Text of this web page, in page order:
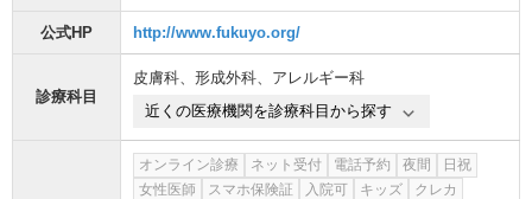
公式HP http://www.fukuyo.org/
診療科目
皮膚科、 形成外科、 アレルギー科
近くの医療機関を診療科目から探す
オンライン診療 ネット受付 電話予約 夜間
日祝
女性医師
スマホ保険証 入院可 キッズ
クレカ